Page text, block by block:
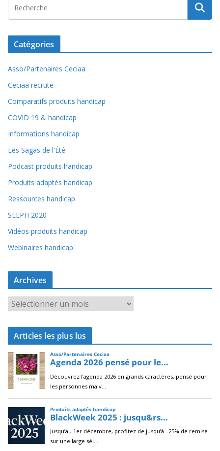
Catégories
Asso/Partenaires Ceciaa
Ceciaa recrute
Comparatifs produits handicap
COVID 19 & handicap
Informations handicap
Les Sagas de l'Été
Podcast produits handicap
Produits adaptés handicap
Ressources handicap
SEEPH 2020
Vidéos produits handicap
Webinaires handicap
Archives
r
c
i
v
e
s
Articles les plus lus